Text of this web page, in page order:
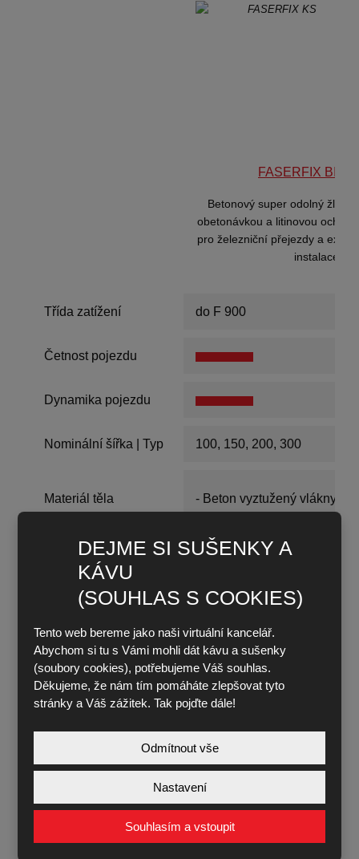
FASERFIX BIG
Betonový super odolný žlab
obetonávkou a litinovou
pro železniční přejezdy a
instalace
Třída zatížení do F 900
Četnost pojezdu
Dynamika pojezdu
Nominální šířka | Typ 100, 150, 200, 300
Materiál těla - Beton vyztužený vlákny
Rám žlabu - Rámy z tvárné litiny s
- Rošt z tvárné litiny
Speciální vlastnosti
- Litinová ochrana horní
povrchovou úpravou KTL je
- Bezšroubový aretační
LOCK pro rychlou
- 16 upevňovacích bodů na
zajišťuje dostatečnou
DEJME SI SUŠENKY A
KÁVU
(SOUHLAS S COOKIES)
Tento web bereme jako naši virtuální kancelář.
Abychom si tu s Vámi mohli dát kávu a sušenky
(soubory cookies), potřebujeme Váš souhlas.
Děkujeme, že nám tím pomáháte zlepšovat tyto
stránky a Váš zážitek. Tak pojďte dále!
Odmítnout vše
Nastavení
Souhlasím a vstoupit